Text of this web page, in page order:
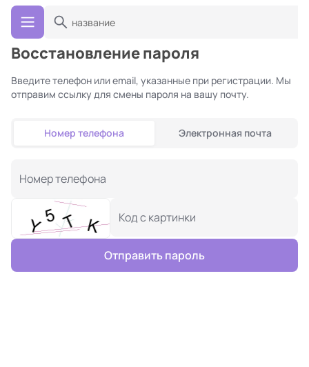
Восстановление пароля
Введите телефон или email, указанные при регистрации. Мы
отправим ссылку для смены пароля на вашу почту.
Номер телефона Электронная почта
Номер телефона
Код с картинки
Отправить пароль